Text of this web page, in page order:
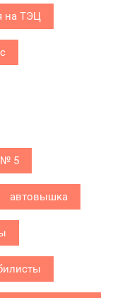
на ТЭЦ
№ 5
автовышка